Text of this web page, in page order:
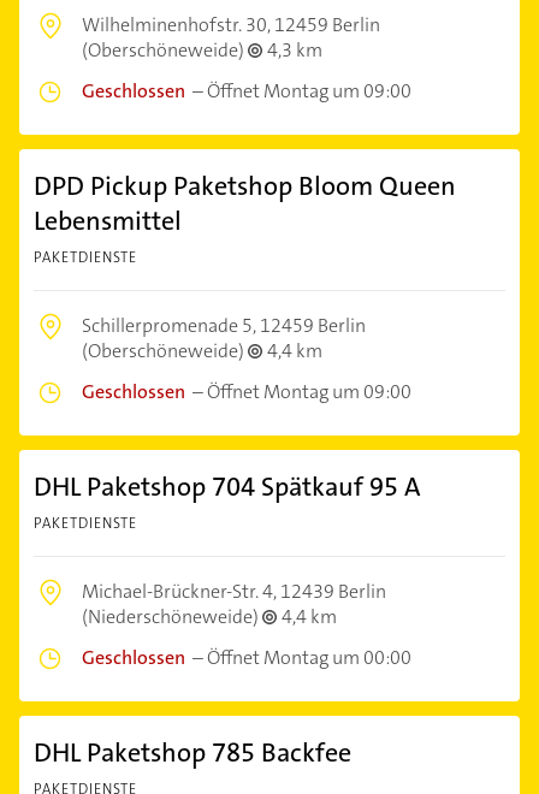
Wilhelminenhofstr. 30,12459 Berlin
(Oberschöneweide)
4,3 km
Geschlossen –Öffnet Montag um 09:00
DPD Pickup Paketshop Bloom Queen
Lebensmittel
PAKETDIENSTE
Schillerpromenade 5,12459 Berlin
(Oberschöneweide)
4,4 km
Geschlossen –Öffnet Montag um 09:00
DHL Paketshop 704 Spätkauf 95 A
PAKETDIENSTE
Michael-Brückner-Str. 4,12439 Berlin
(Niederschöneweide)
4,4 km
Geschlossen –Öffnet Montag um 00:00
DHL Paketshop 785 Backfee
PAKETDIENSTE